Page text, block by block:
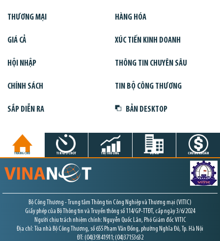
THƯƠNG MẠI HÀNG HÓA
GIÁ CẢ XÚC TIẾN KINH DOANH
HỘI NHẬP THÔNG TIN CHUYÊN SÂU
CHÍNH SÁCH TIN BỘ CÔNG THƯƠNG
SẮP DIỄN RA BẢN DESKTOP
TRANG CHỦ TIN GIỜ CHÓT THỊ TRƯỜNG DỰ ÁN CHỨNG KHOÁN
Bộ Công Thương - Trung tâm Thông tin Công Nghiệp và Thương mại (VITIC)
Giấy phép của Bộ Thông tin và Truyền thông số 114/GP-TTĐT, cấp ngày 3/6/2024
Người chịu trách nhiệm chính: Nguyễn Quốc Lân, Phó Giám đốc VITIC
Địa chỉ: Tòa nhà Bộ Công Thương, số 655 Phạm Văn Đồng, phường Nghĩa Đô, Tp. Hà Nội
ĐT: (04)39341911; (04)37153632